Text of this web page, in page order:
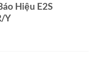
Hiệu E2S
Y